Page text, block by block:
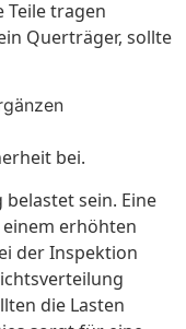
Teile tragen
Querträger, sollte
bei.
sein. Eine
erhöhten
der Inspektion
die Lasten